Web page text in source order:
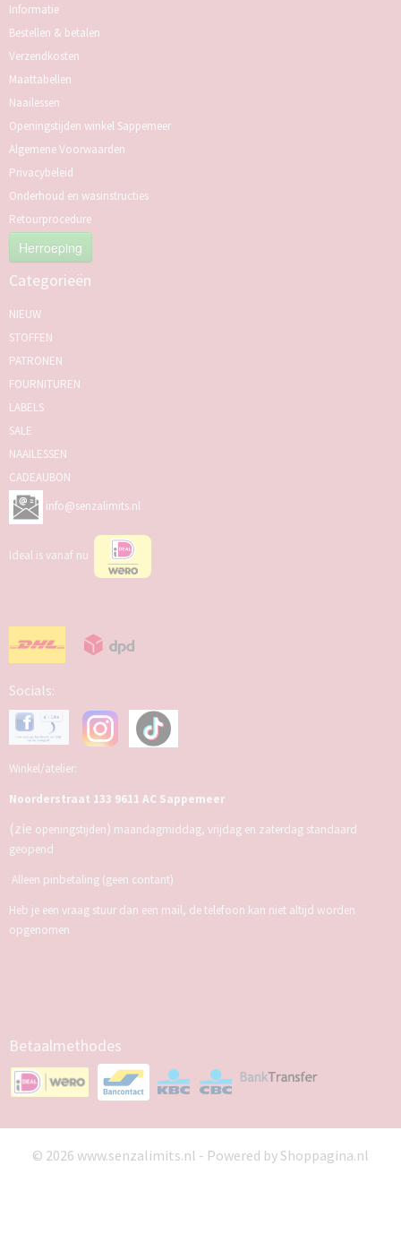
Informatie
Bestellen & betalen
Verzendkosten
Maattabellen
Naailessen
Openingstijden winkel Sappemeer
Algemene Voorwaarden
Privacybeleid
Onderhoud en wasinstructies
Retourprocedure
Herroeping
Categorieën
NIEUW
STOFFEN
PATRONEN
FOURNITUREN
LABELS
SALE
NAAILESSEN
CADEAUBON
info@senzalimits.nl
Ideal is vanaf nu
Socials:
Winkel/atelier:
Noorderstraat 133 9611 AC Sappemeer
(zie openingstijden) maandagmiddag, vrijdag en zaterdag standaard
geopend
Alleen pinbetaling (geen contant)
Heb je een vraag stuur dan een mail, de telefoon kan niet altijd worden
opgenomen
Betaalmethodes
© 2026 www.senzalimits.nl - Powered by Shoppagina.nl